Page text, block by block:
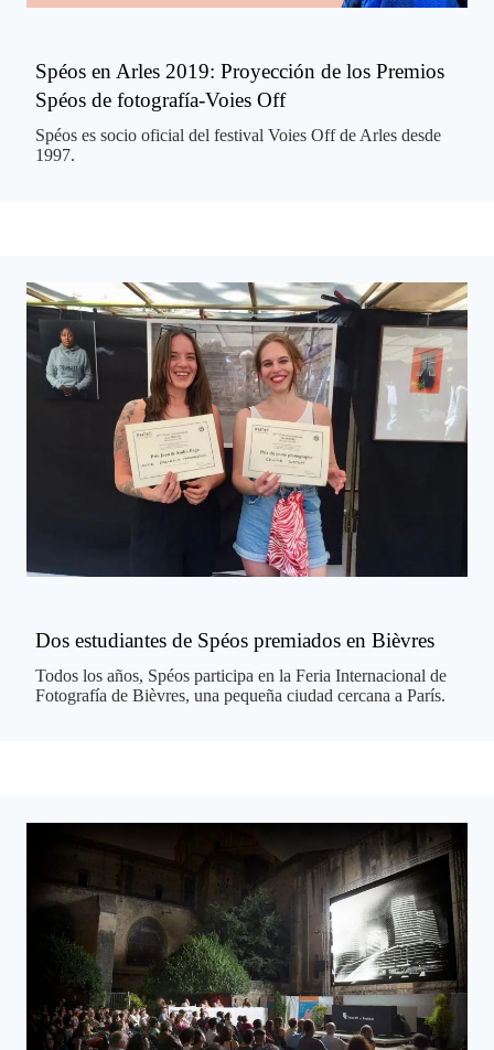
Spéos en Arles 2019: Proyección de los Premios
Spéos de fotografía-Voies Off
Spéos es socio oficial del festival Voies Off de Arles desde
1997.
Dos estudiantes de Spéos premiados en Bièvres
Todos los años, Spéos participa en la Feria Internacional de
Fotografía de Bièvres, una pequeña ciudad cercana a París.